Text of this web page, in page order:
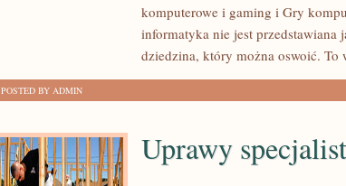
AUTOMATYKAkomputerowe i gaming i Gry
informatyka nie jest przedstawiana
dziedzina, który można oswoić. To
POSTED BY ADMIN
Uprawy